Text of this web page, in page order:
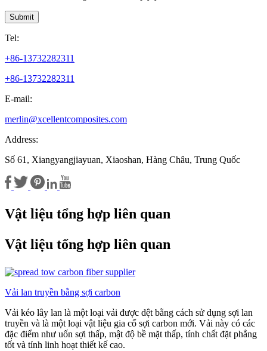
Submit
Tel:
+86-13732282311
+86-13732282311
E-mail:
merlin@xcellentcomposites.com
Address:
Số 61, Xiangyangjiayuan, Xiaoshan, Hàng Châu, Trung Quốc
Vật liệu tổng hợp liên quan
Vật liệu tổng hợp liên quan
Vải lan truyền bằng sợi carbon
Vải kéo lây lan là một loại vải được dệt bằng cách sử dụng sợi lan
truyền và là một loại vật liệu gia cố sợi carbon mới. Vải này có các
đặc điểm như uốn sợi thấp, mật độ bề mặt thấp, tính chất đặt phẳng
tốt và tính linh hoạt thiết kế cao.